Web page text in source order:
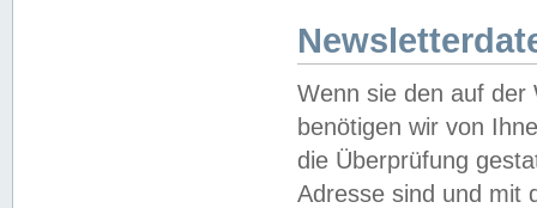
Wenn sie den auf der
benötigen wir von
die Überprüfung
Adresse sind und mit